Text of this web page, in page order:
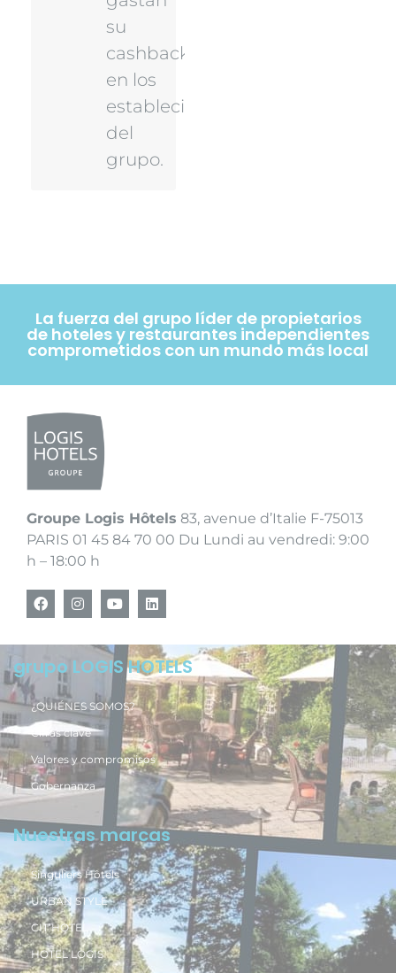
su
cashback
en los
establecimientos
del
grupo.
La fuerza del grupo líder de propietarios
de hoteles y restaurantes independientes
comprometidos con un mundo más local
Groupe Logis Hôtels 83, avenue d’Italie F-75013
PARIS 01 45 84 70 00 Du Lundi au vendredi: 9:00
h – 18:00 h
grupo LOGIS HOTELS
¿QUIÉNES SOMOS?
Cifras clave
Valores y compromisos
Gobernanza
Nuestras marcas
Singuliers Hôtels
URBAN STYLE
CIT’HOTEL
HOTEL LOGIS